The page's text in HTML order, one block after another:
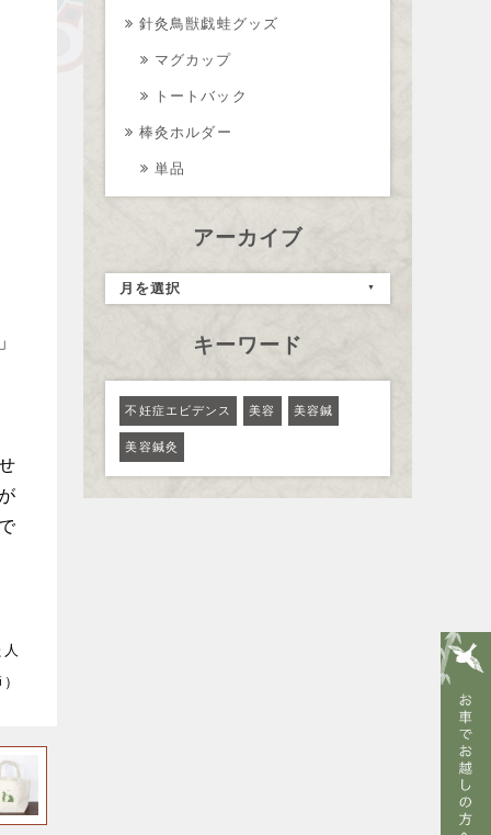
針灸鳥獣戯蛙グッズ
マグカップ
トートバック
棒灸ホルダー
単品
アーカイブ
月を選択
キーワード
不妊症エビデンス 美容 美容鍼
美容鍼灸